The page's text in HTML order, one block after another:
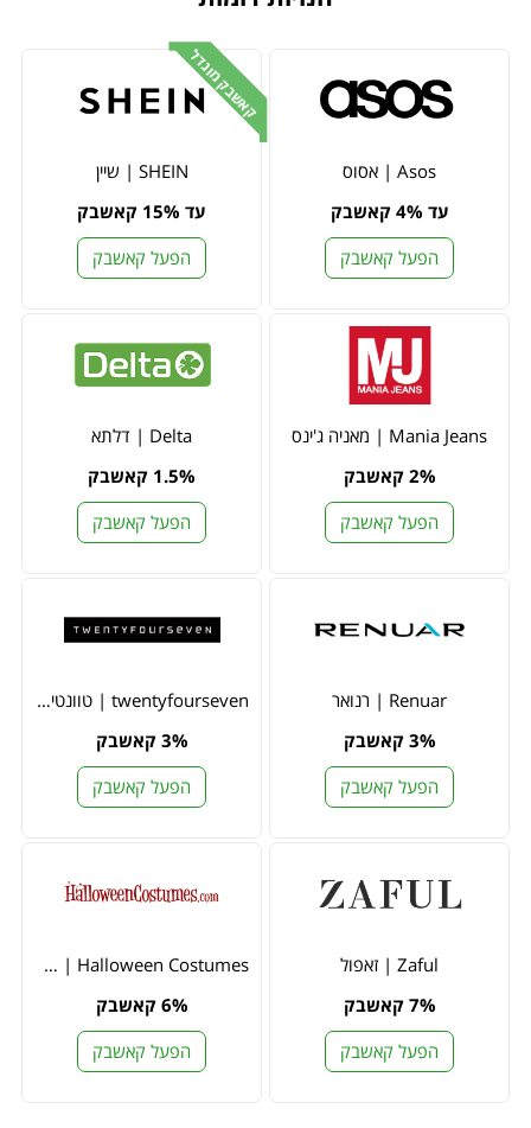
Asos | אסוס
עד 4% קאשבק
הפעל קאשבק
קאשבק מוגדל
SHEIN | שיין
עד 15% קאשבק
הפעל קאשבק
Mania Jeans | מאניה ג'ינס
2% קאשבק
הפעל קאשבק
Delta | דלתא
1.5% קאשבק
הפעל קאשבק
Renuar | רנואר
3% קאשבק
הפעל קאשבק
twentyfourseven | טוונטי פור סבן
3% קאשבק
הפעל קאשבק
Zaful | זאפול
7% קאשבק
הפעל קאשבק
Halloween Costumes | הלווין קוסטיומס
6% קאשבק
הפעל קאשבק